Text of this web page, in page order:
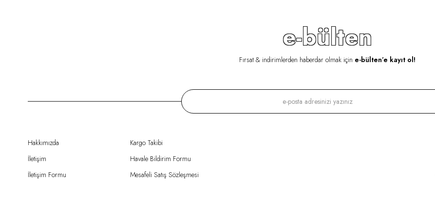
e-bülten
Fırsat & indirimlerden haberdar olmak için e-bülten’e kayıt ol!
Hakkımızda
İletişim
İletişim Formu
Kargo Takibi
Havale Bildirim Formu
Mesafeli Satış Sözleşmesi